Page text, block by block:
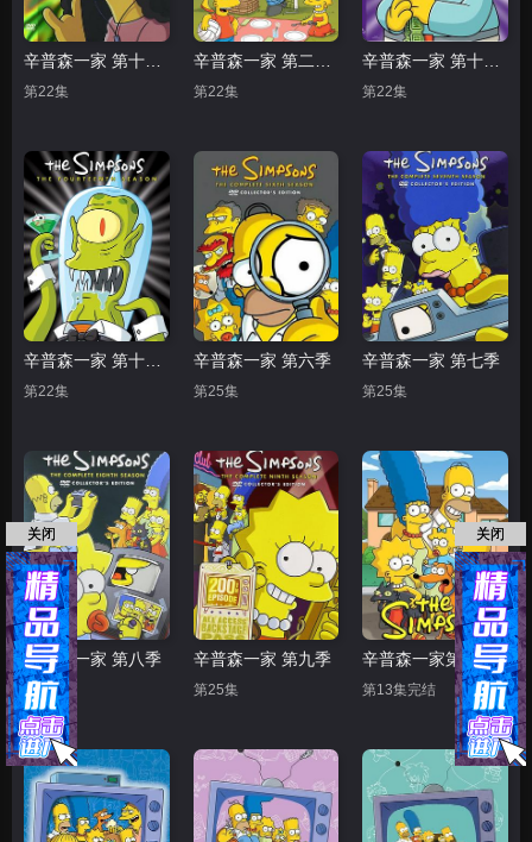
辛普森一家 第十五季
第22集
辛普森一家 第二十三季
第22集
辛普森一家 第十三季
第22集
第22集
辛普森一家 第六季
第25集
辛普森一家 第七季
第25集
辛普森一家 第八季
第25集
辛普森一家 第九季
第25集
辛普森一家第一季
第13集完结
关闭 关闭